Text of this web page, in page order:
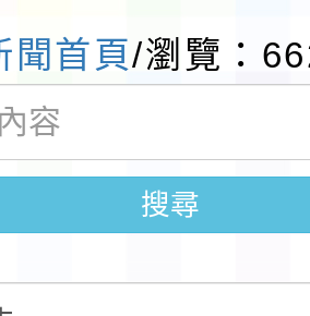
家通訊傳播委員
（防空）演習－
執行計畫」
金融知識線上
學年度第1學
考代課鐘點教
辦理後續甄選)
桃園市115學年
要點」1份
115學年度學生
聞首頁/瀏覽：
搜尋